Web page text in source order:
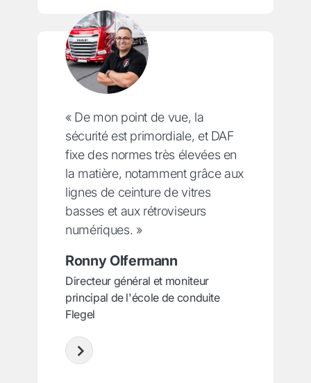
« De mon point de vue, la
sécurité est primordiale, et DAF
fixe des normes très élevées en
la matière, notamment grâce aux
lignes de ceinture de vitres
basses et aux rétroviseurs
numériques. »
Ronny Olfermann
Directeur général et moniteur
principal de l'école de conduite
Flegel